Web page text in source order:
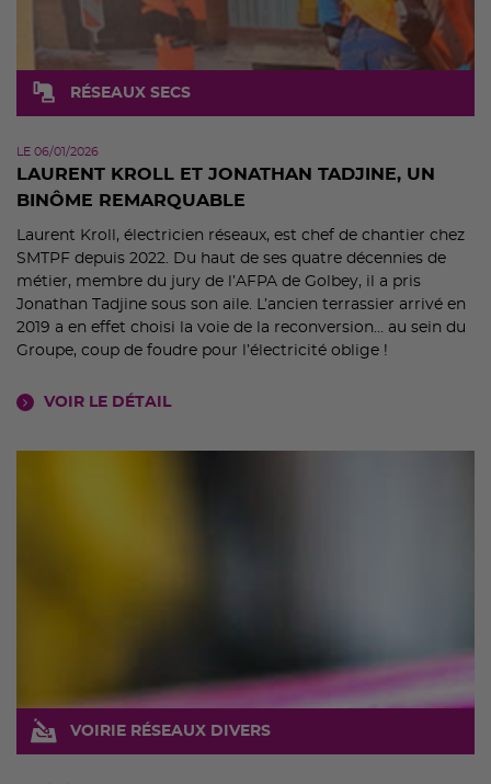
RÉSEAUX SECS
LE 06/01/2026
LAURENT KROLL ET JONATHAN TADJINE, UN
BINÔME REMARQUABLE
Laurent Kroll, électricien réseaux, est chef de chantier chez
SMTPF depuis 2022. Du haut de ses quatre décennies de
métier, membre du jury de l’AFPA de Golbey, il a pris
Jonathan Tadjine sous son aile. L’ancien terrassier arrivé en
2019 a en effet choisi la voie de la reconversion… au sein du
Groupe, coup de foudre pour l’électricité oblige !
VOIR LE DÉTAIL
VOIRIE RÉSEAUX DIVERS